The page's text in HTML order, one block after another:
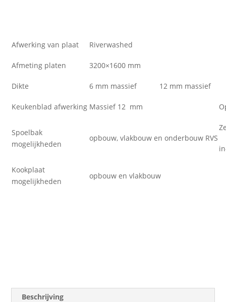
Afwerking van plaat Riverwashed
Afmeting platen 3200×1600 mm
Dikte 6 mm massief 12 mm massief
Keukenblad afwerking Massief 12 mm
Spoelbak
mogelijkheden
opbouw, vlakbouw en onderbouw RVS
Kookplaat
mogelijkheden
opbouw en vlakbouw
Beschrijving